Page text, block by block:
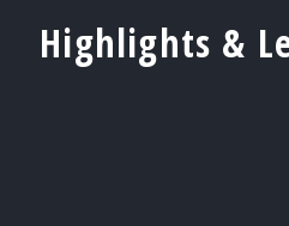
Highlights &